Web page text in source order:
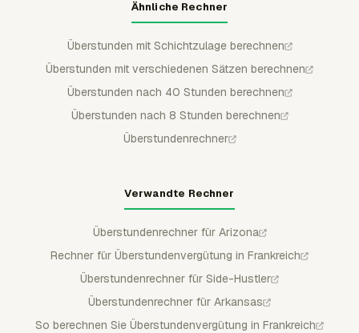
Ähnliche Rechner
Überstunden mit Schichtzulage berechnen
Überstunden mit verschiedenen Sätzen berechnen
Überstunden nach 40 Stunden berechnen
Überstunden nach 8 Stunden berechnen
Überstundenrechner
Verwandte Rechner
Überstundenrechner für Arizona
Rechner für Überstundenvergütung in Frankreich
Überstundenrechner für Side-Hustler
Überstundenrechner für Arkansas
So berechnen Sie Überstundenvergütung in Frankreich